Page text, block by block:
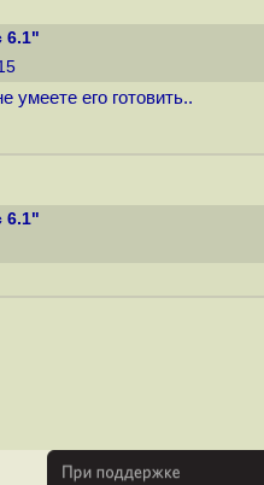
6.1"
умеете его готовить..
6.1"